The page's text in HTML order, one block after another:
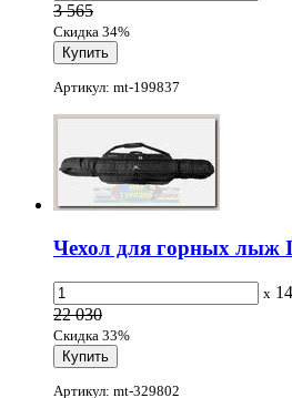
3 565
Скидка 34%
Артикул: mt-199837
Чехол для горных лыж
x
22 030
Скидка 33%
Артикул: mt-329802